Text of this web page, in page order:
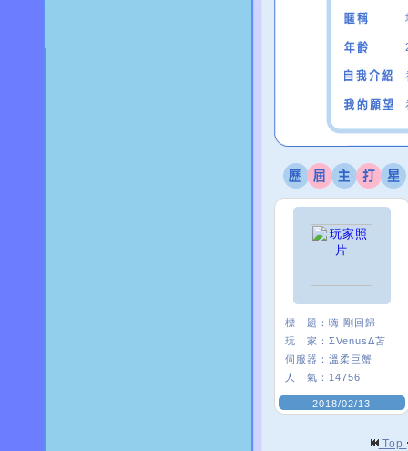
標 題： 嗨 剛回歸
玩 家： ΣVenusΔ苫
伺服器： 溫柔巨蟹
人 氣： 14756
2018/02/13
Top